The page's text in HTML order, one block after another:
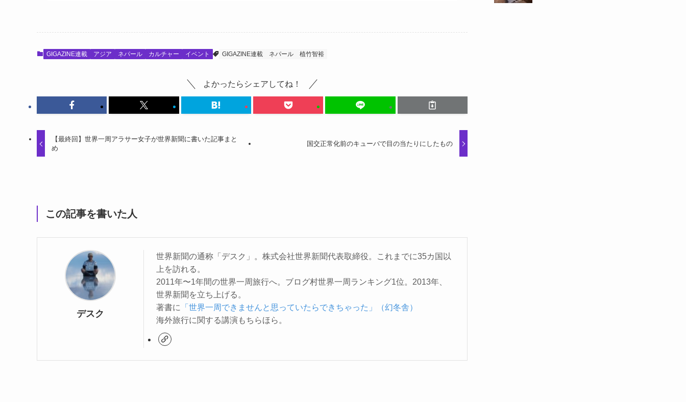
GIGAZINE連載 アジア ネパール カルチャー イベント GIGAZINE連載 ネパール 植竹智裕
よかったらシェアしてね！
【最終回】世界一周アラサー女子が世界新聞に書いた記事まと
め
国交正常化前のキューバで目の当たりにしたもの
この記事を書いた人
デスク
世界新聞の通称「デスク」。株式会社世界新聞代表取締役。これまでに35カ国以
上を訪れる。
2011年〜1年間の世界一周旅行へ。ブログ村世界一周ランキング1位。2013年、
世界新聞を立ち上げる。
著書に
「世界一周できませんと思っていたらできちゃった」（幻冬舎）
海外旅行に関する講演もちらほら。